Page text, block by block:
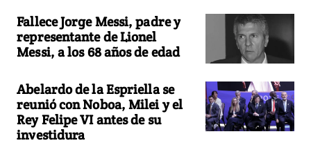
Fallece Jorge Messi, padre y
representante de Lionel
Messi, a los 68 años de edad
Abelardo de la Espriella se
reunió con Noboa, Milei y el
Rey Felipe VI antes de su
investidura